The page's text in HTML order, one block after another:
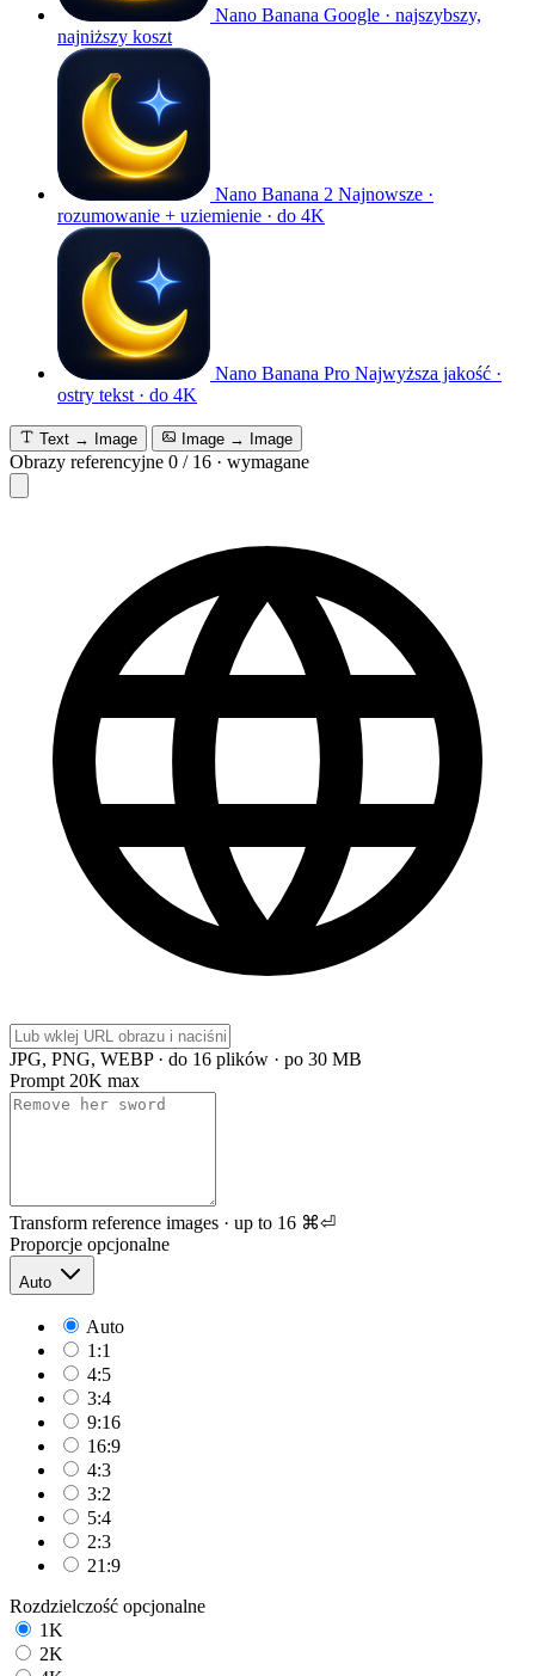
Nano Banana Google · najszybszy,
najniższy koszt
Nano Banana 2 Najnowsze ·
rozumowanie + uziemienie · do 4K
Nano Banana Pro Najwyższa jakość ·
ostry tekst · do 4K
Text → Image Image → Image
Obrazy referencyjne 0 / 16 · wymagane
JPG, PNG, WEBP · do 16 plików · po 30 MB
Prompt 20K max
Transform reference images · up to 16 ⌘⏎
Proporcje opcjonalne
Auto
Auto
1:1
4:5
3:4
9:16
16:9
4:3
3:2
5:4
2:3
21:9
Rozdzielczość opcjonalne
1K
2K